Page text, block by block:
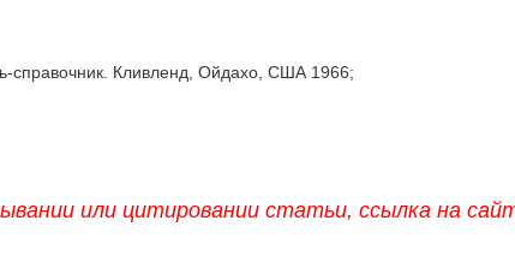
справочник. Кливленд, Ойдахо, США 1966;
или цитировании статьи, ссылка на